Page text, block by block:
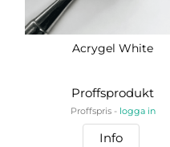
Acrygel White
Proffsprodukt
Proffspris - logga in
Info